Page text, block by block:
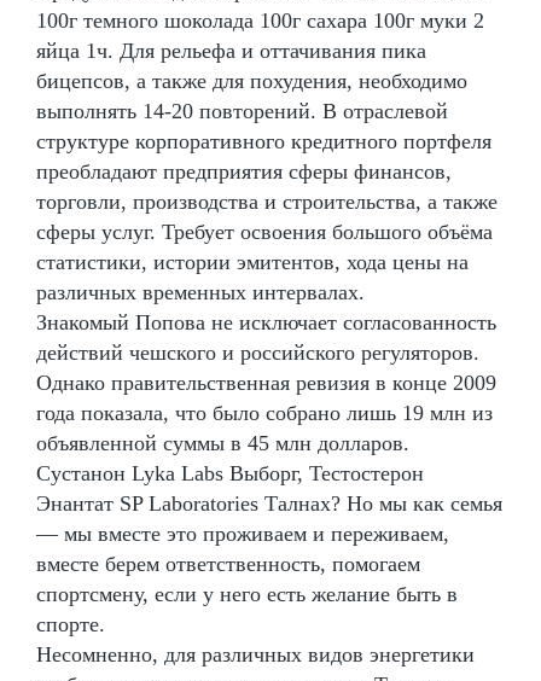
100г темного шоколада 100г сахара 100г муки 2
яйца 1ч. Для рельефа и оттачивания пика
бицепсов, а также для похудения, необходимо
выполнять 14-20 повторений. В отраслевой
структуре корпоративного кредитного портфеля
преобладают предприятия сферы финансов,
торговли, производства и строительства, а также
сферы услуг. Требует освоения большого объёма
статистики, истории эмитентов, хода цены на
различных временных интервалах.
Знакомый Попова не исключает согласованность
действий чешского и российского регуляторов.
Однако правительственная ревизия в конце 2009
года показала, что было собрано лишь 19 млн из
объявленной суммы в 45 млн долларов.
Сустанон Lyka Labs Выборг, Тестостерон
Энантат SP Laboratories Талнах? Но мы как семья
— мы вместе это проживаем и переживаем,
вместе берем ответственность, помогаем
спортсмену, если у него есть желание быть в
спорте.
Несомненно, для различных видов энергетики